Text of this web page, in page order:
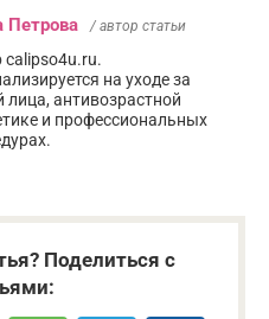
Петрова / автор статьи
calipso4u.ru.
на уходе за
лица, антивозрастной
и профессиональных
Поделиться с